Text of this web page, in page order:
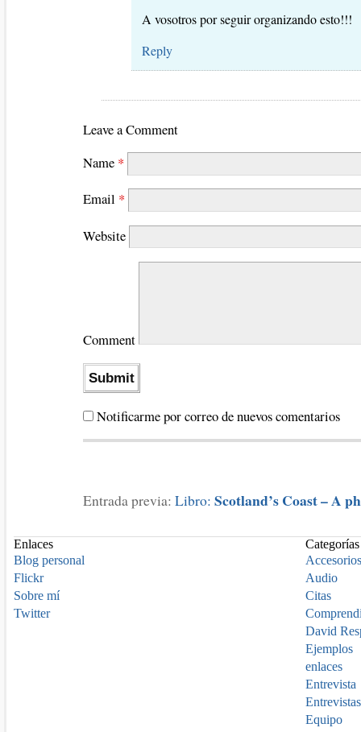
A vosotros por seguir organizando esto!!!
Reply
Leave a Comment
Name *
Email *
Website
Comment
Notificarme por correo de nuevos comentarios
Entrada previa: Libro: Scotland’s Coast – A
Enlaces
Blog personal
Flickr
Sobre mí
Twitter
Categorías
Accesorios
Audio
Citas
David
Ejemplos
enlaces
Entrevista
Entrevistas
Equipo